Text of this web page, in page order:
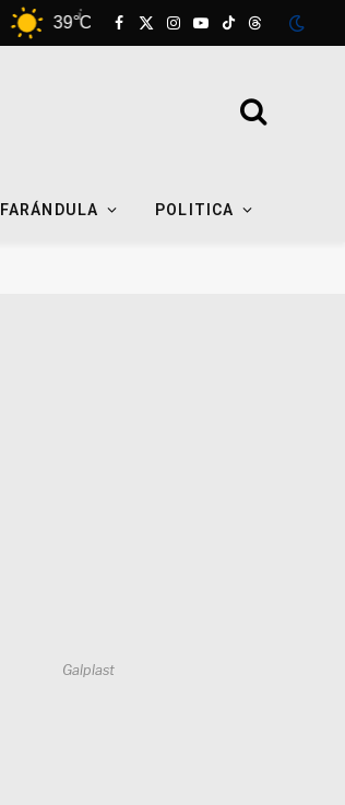
39°C 11 Ago 39°C
Facebook
X
Instagram
YouTube
TikTokThreads
FARÁNDULA POLITICA
Galplast